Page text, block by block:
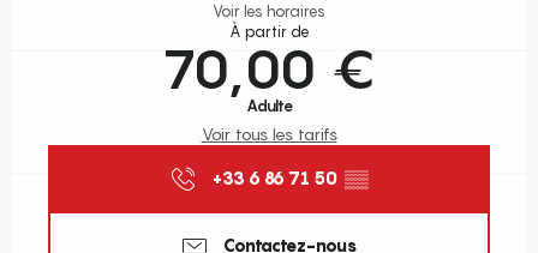
Voir les horaires
À partir de
70,00 €
Adulte
Voir tous les tarifs
+33 6 86 71 50 ▒▒
Contactez-nous